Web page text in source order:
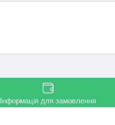
Інформація для замовлення